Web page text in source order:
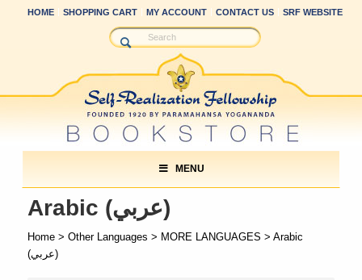
HOME SHOPPING CART MY ACCOUNT CONTACT US SRF WEBSITE
MENU
Arabic (عربي)
Home> Other Languages > MORE LANGUAGES > Arabic
(عربي)